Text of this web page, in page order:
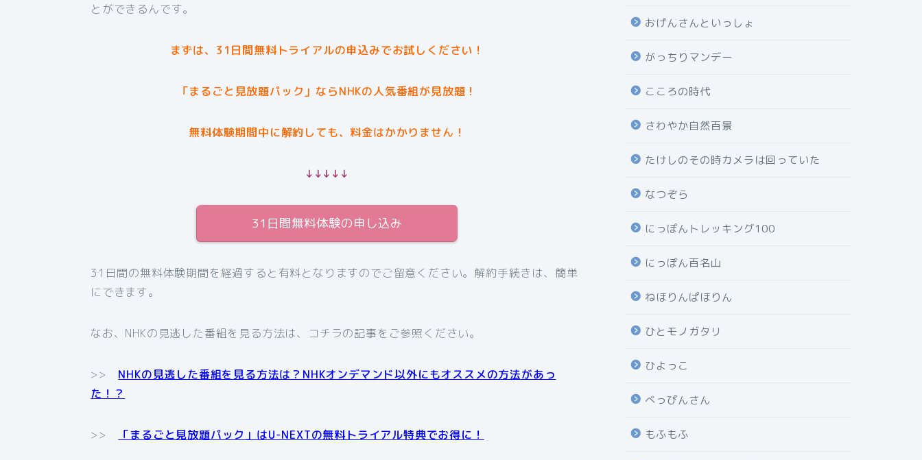
とができるんです。
まずは、31日間無料トライアルの申込みでお試しください！
「まるごと見放題パック」ならNHKの人気番組が見放題！
無料体験期間中に解約しても、料金はかかりません！
↓↓↓↓↓
31日間無料体験の申し込み
31日間の無料体験期間を経過すると有料となりますのでご留意ください。解約手続きは、簡単
にできます。
なお、NHKの見逃した番組を見る方法は、コチラの記事をご参照ください。
>> NHKの見逃した番組を見る方法は？NHKオンデマンド以外にもオススメの方法があっ
た！？
>> 「まるごと見放題パック」はU-NEXTの無料トライアル特典でお得に！
おげんさんといっしょ
がっちりマンデー
こころの時代
さわやか自然百景
たけしのその時カメラは回っていた
なつぞら
にっぽんトレッキング100
にっぽん百名山
ねほりんぱほりん
ひとモノガタリ
ひよっこ
べっぴんさん
もふもふ